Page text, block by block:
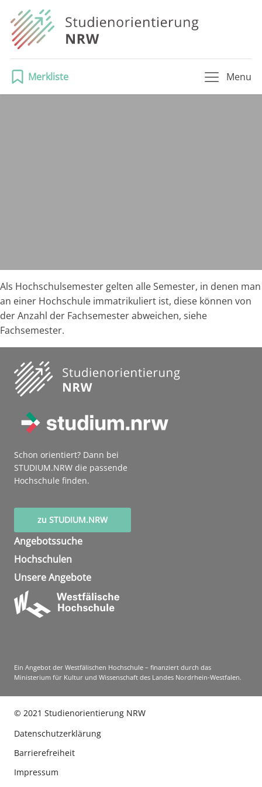
Merkliste Menu
Als Hochschulsemester gelten alle Semester, in denen man
an einer Hochschule immatrikuliert ist, diese können von
der Anzahl der Fachsemester abweichen, siehe
Fachsemester.
Schon orientiert? Dann bei
STUDIUM.NRW die passende
Hochschule finden.
zu STUDIUM.NRW
Angebotssuche
Hochschulen
Unsere Angebote
Ein Angebot der Westfälischen Hochschule – finanziert durch das
Ministerium für Kultur und Wissenschaft des Landes Nordrhein-Westfalen.
© 2021 Studienorientierung NRW
Datenschutzerklärung
Barrierefreiheit
Impressum